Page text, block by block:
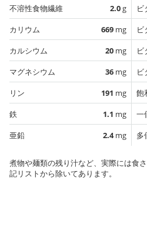
不溶性食物繊維
2.0g
カリウム
669 mg
カルシウム
20 mg
マグネシウム
36 mg
リン
191 mg
鉄
1.1 mg
亜鉛
2.4mg
ビ
ビ
ビ
ビ
飽
一
多
煮物や麺類の残り汁など、実際には食
記リストから除いてあります。